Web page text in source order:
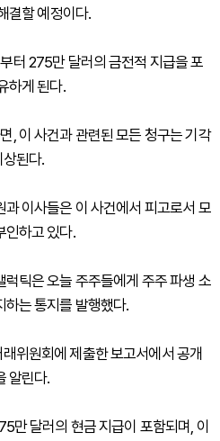
결할 예정이다.
터 275만 달러의 금전적 지급을 포
하게 된다.
, 이 사건과 관련된 모든 청구는 기각
된다.
이사들은 이 사건에서 피고로서 모
인하고 있다.
틱은 오늘 주주들에게 주주 파생 소
하는 통지를 발행했다.
위원회에 제출한 보고서에서 공개
알린다.
만 달러의 현금 지급이 포함되며, 이